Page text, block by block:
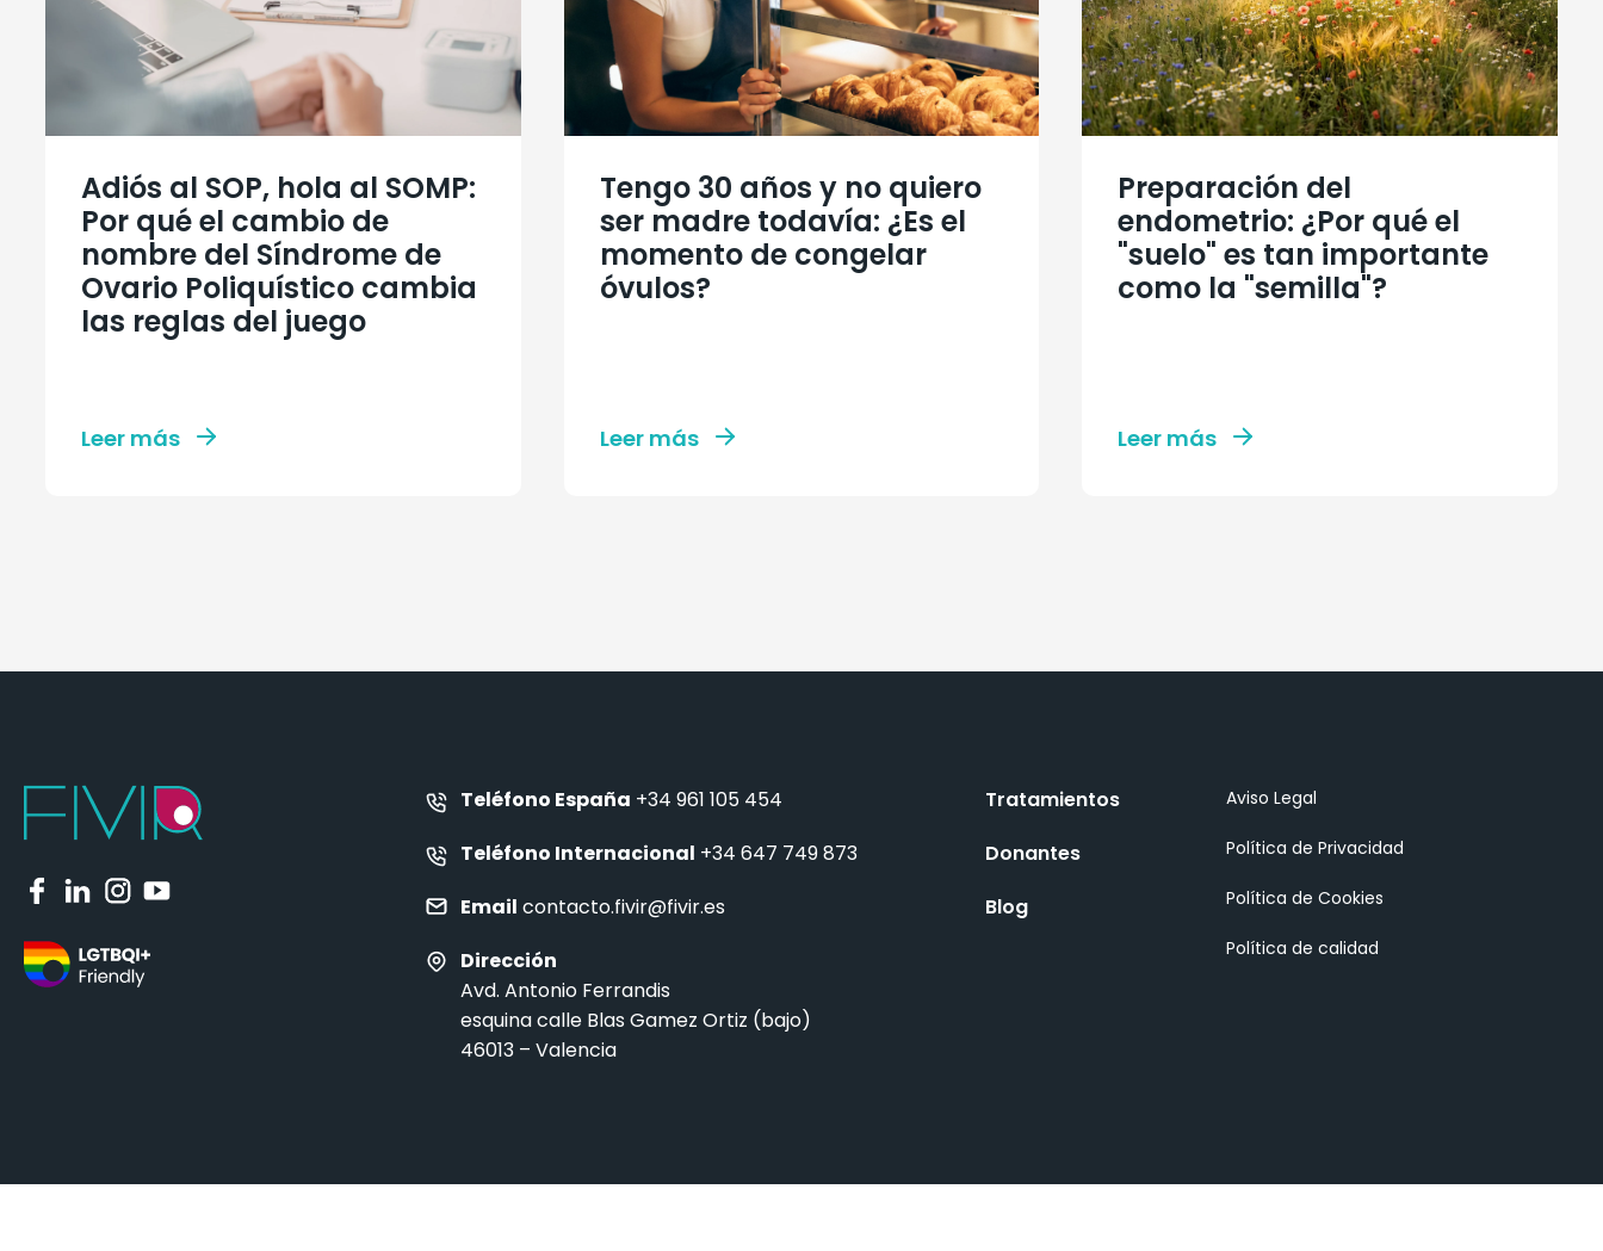
Adiós al SOP, hola al SOMP:
Por qué el cambio de
nombre del Síndrome de
Ovario Poliquístico cambia
las reglas del juego
Leer más
Tengo 30 años y no quiero
ser madre todavía: ¿Es el
momento de congelar
óvulos?
Leer más
Preparación del
endometrio: ¿Por qué el
"suelo" es tan importante
como la "semilla"?
Leer más
Teléfono España +34 961 105 454
Teléfono Internacional +34 647 749 873
Email contacto.fivir@fivir.es
Dirección
Avd. Antonio Ferrandis
esquina calle Blas Gamez Ortiz (bajo)
46013 – Valencia
Tratamientos
Donantes
Blog
Aviso Legal
Política de Privacidad
Política de Cookies
Política de calidad